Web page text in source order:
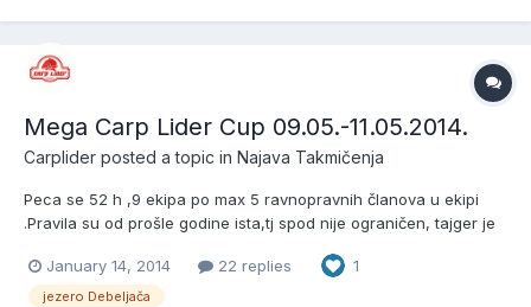
Mega Carp Lider Cup 09.05.-11.05.2014.
Carplider posted a topic in Najava Takmičenja
Peca se 52 h ,9 ekipa po max 5 ravnopravnih članova u ekipi
.Pravila su od prošle godine ista,tj spod nije ograničen, tajger je
hranjenje kobrom, praćkom, rukom lopatom može se hraniti
samo pomoću štapa za pecanje i to pva koncem ili mrežo...
January 14, 2014 22 replies 1
jezero Debeljača